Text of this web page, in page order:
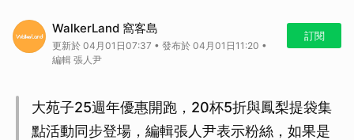
WalkerLand 窩客島
更新於 04月01日07:37 • 發布於 04月01日11:20 •
編輯 張人尹
訂閱
大苑子25週年優惠開跑，20杯5折與鳳梨提袋集
點活動同步登場，編輯張人尹表示粉絲，如果是